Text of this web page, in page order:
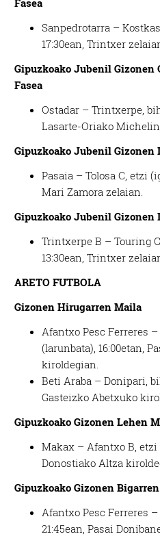
Sanpedrotarra –
17:30ean, Trintxer
Gipuzkoako Jubenil Gizonen
Fasea
Ostadar – Trintxerpe,
Lasarte-Oriako Michelin
Gipuzkoako Jubenil Gizonen
Pasaia – Tolosa C, etzi
Mari Zamora zelaian.
Gipuzkoako Jubenil Gizonen
Trintxerpe B – Touring
13:30ean, Trintxer
ARETO FUTBOLA
Gizonen Hirugarren Maila
Afantxo Pesc Ferreres
(larunbata), 16:00etan,
kiroldegian.
Beti Araba – Donipari,
Gasteizko Abetxuko
Gipuzkoako Gizonen Lehen
Makax – Afantxo B, etzi
Donostiako Altza
Gipuzkoako Gizonen
Afantxo Pesc Ferreres
21:45ean, Pasai